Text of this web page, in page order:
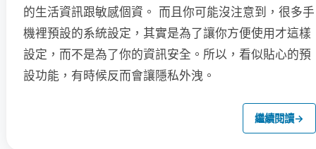
的生活資訊跟敏感個資。 而且你可能沒注意到，很多手
機裡預設的系統設定，其實是為了讓你方便使用才這樣
設定，而不是為了你的資訊安全。所以，看似貼心的預
設功能，有時候反而會讓隱私外洩。
繼續閱讀→